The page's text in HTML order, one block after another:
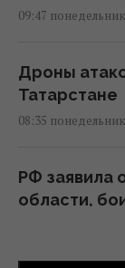
09:47
Дроны
Татарстане
08:35
РФ заявила
области,